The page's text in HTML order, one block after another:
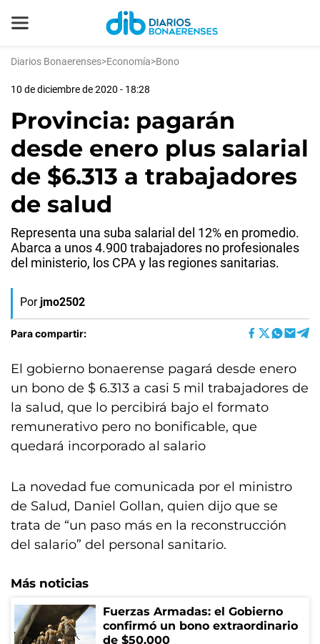
Diarios Bonaerenses>Economía>Bono
10 de diciembre de 2020 - 18:28
Provincia: pagarán
desde enero plus salarial
de $6.313 a trabajadores
de salud
Representa una suba salarial del 12% en promedio.
Abarca a unos 4.900 trabajadores no profesionales
del ministerio, los CPA y las regiones sanitarias.
Por jmo2502
Para compartir:
El gobierno bonaerense pagará desde enero
un bono de $ 6.313 a casi 5 mil trabajadores de
la salud, que lo percibirá bajo el formato
remunerativo pero no bonificable, que
quedará incorporado al salario
La novedad fue comunicada por el ministro
de Salud, Daniel Gollan, quien dijo que se
trata de “un paso más en la reconstrucción
del salario” del personal sanitario.
Más noticias
Fuerzas Armadas: el Gobierno
confirmó un bono extraordinario
de $50.000